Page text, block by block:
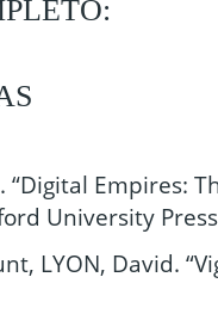
“Digital Empires:
University
LYON, David.